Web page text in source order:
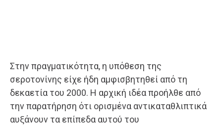
Στην πραγματικότητα, η υπόθεση της
σεροτονίνης είχε ήδη αμφισβητηθεί από τη
δεκαετία του 2000. Η αρχική ιδέα προήλθε από
την παρατήρηση ότι ορισμένα αντικαταθλιπτικά
αυξάνουν τα επίπεδα αυτού του